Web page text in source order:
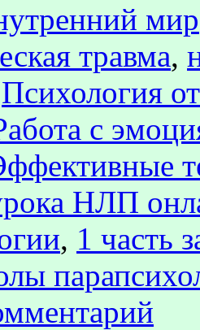
мир
травма,
Психология
с
НЛП
, 1 часть